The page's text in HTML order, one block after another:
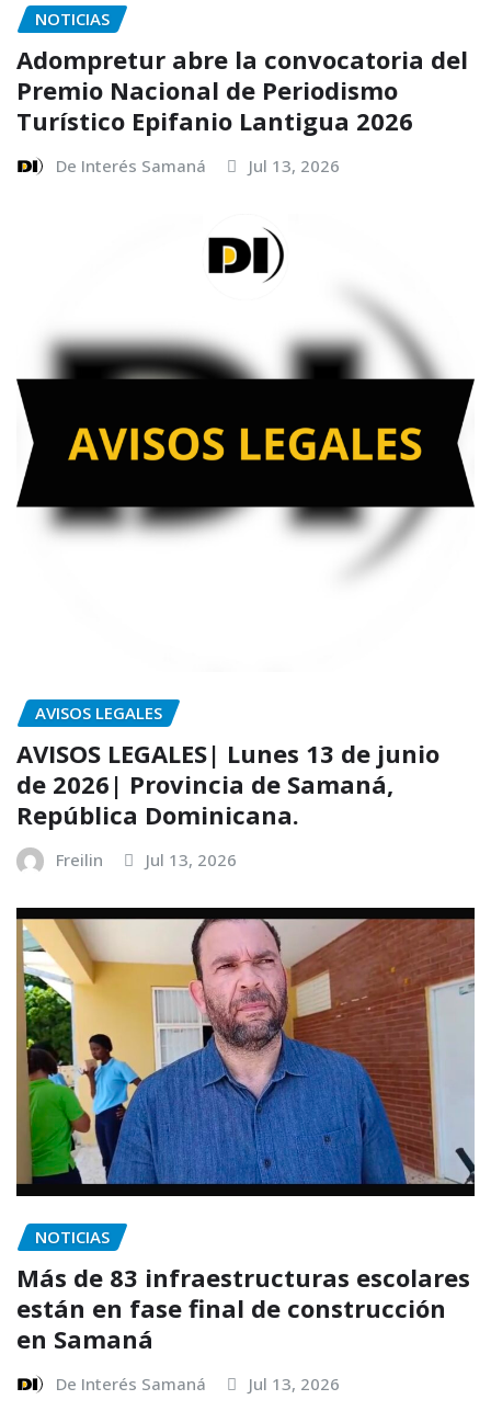
NOTICIAS
Adompretur abre la convocatoria del
Premio Nacional de Periodismo
Turístico Epifanio Lantigua 2026
De Interés Samaná Jul 13, 2026
AVISOS LEGALES
AVISOS LEGALES| Lunes 13 de junio
de 2026| Provincia de Samaná,
República Dominicana.
Freilin Jul 13, 2026
NOTICIAS
Más de 83 infraestructuras escolares
están en fase final de construcción
en Samaná
De Interés Samaná Jul 13, 2026